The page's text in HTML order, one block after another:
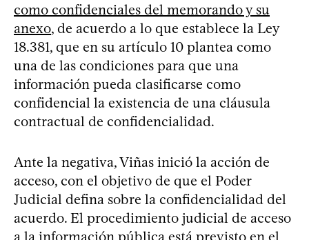
como confidenciales del memorando y su
anexo, de acuerdo a lo que establece la Ley
18.381, que en su artículo 10 plantea como
una de las condiciones para que una
información pueda clasificarse como
confidencial la existencia de una cláusula
contractual de confidencialidad.
Ante la negativa, Viñas inició la acción de
acceso, con el objetivo de que el Poder
Judicial defina sobre la confidencialidad del
acuerdo. El procedimiento judicial de acceso
a la información pública está previsto en el